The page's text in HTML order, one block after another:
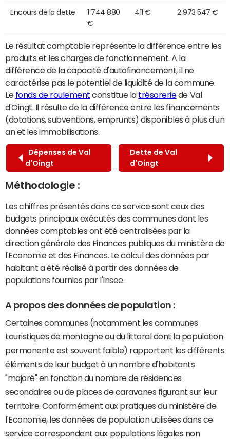
Encours de la dette
1 744 880
€
411 € 2 973 547 €
Le résultat comptable représente la différence entre les
produits et les charges de fonctionnement. A la
différence de la capacité d'autofinancement, il ne
caractérise pas le potentiel de liquidité de la commune.
Le fonds de roulement constitue la trésoreriede Val
d'Oingt. Il résulte de la différence entre les financements
(dotations, subventions, emprunts) disponibles à plus d'un
an et les immobilisations.
Dépenses de Val
d'Oingt
Dette de Val
d'Oingt
Méthodologie :
Les chiffres présentés dans ce service sont ceux des
budgets principaux exécutés des communes dont les
données comptables ont été centralisées par la
direction générale des Finances publiques du ministère de
l'Economie et des Finances. Le calcul des données par
habitant a été réalisé à partir des données de
populations fournies par l'Insee.
A propos des données de population :
Certaines communes (notamment les communes
touristiques de montagne ou du littoral dont la population
permanente est souvent faible) rapportent les différents
éléments de leur budget à un nombre d'habitants
"majoré" en fonction du nombre de résidences
secondaires ou de places de caravanes figurant sur leur
territoire. Conformément aux pratiques du ministère de
l'Economie, les données de population utilisées dans ce
service correspondent aux populations légales non